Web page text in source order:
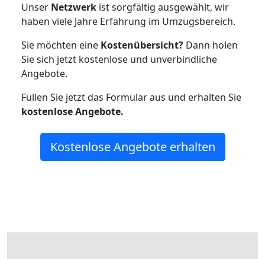
Unser Netzwerk ist sorgfältig ausgewählt, wir
haben viele Jahre Erfahrung im Umzugsbereich.
Sie möchten eine Kostenübersicht? Dann holen
Sie sich jetzt kostenlose und unverbindliche
Angebote.
Füllen Sie jetzt das Formular aus und erhalten Sie
kostenloseAngebote.
Kostenlose Angebote erhalten